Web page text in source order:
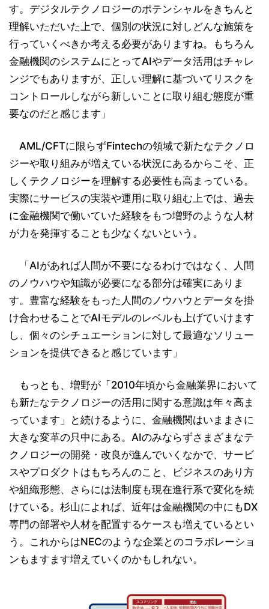
す。デジタルテクノロジーのポテンシャルをきちんと
理解いただいた上で、個別の状況に対しどんな施策を
行っていくべきか考える必要がありますね。もちろん
金融機関のシステムにとってAIやデータ活用はチャレ
ンジでもありますが、正しい理解に基づいてリスクを
コントロールしながら新しいことに取り組む態度が重
要なのだと感じます」
AML/CFTに限らずFintechの領域で新たなテクノロ
ジーや取り組みが増えている状況にあるからこそ、正
しくテクノロジーを理解する必要性も高まっている。
実際にサービスの実装や運用に取り組む上では、過去
に金融機関で働いていた経験をもつ増野のような人材
が力を発揮することも少なくないという。
「AIがあれば人間が不要になるわけではなく、人間
のノウハウや知識が必要になる部分は確実にありま
す。豊富な経験をもった人間のノウハウとデータを掛
け合わせることでAIモデルのレベルも上げていけます
し、個々のシチュエーションに対して最適なソリュー
ションを提供できると感じています」
もっとも、増野が「2010年頃から金融業界において
も新たなテクノロジーの活用に関する意識は年々高ま
っています」と続けるように、金融機関はいままさに
大きな変革の只中にある。AIのみならずさまざまなテ
クノロジーの開発・改良が進んでいくなかで、サービ
スやプロダクトはもちろんのこと、ビジネスのあり方
や組織形態、さらには法制度も現在進行系で変化を続
けている。杉山によれば、近年は金融機関の中にもDX
専門の部署や人材を配置するケースも増えているとい
う。これからはNECのような企業とのコラボレーショ
ンもますます増えていくのかもしれない。